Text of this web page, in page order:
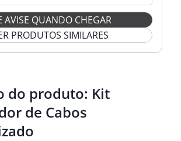
AVISE QUANDO CHEGAR
PRODUTOS SIMILARES
do produto: Kit
de Cabos